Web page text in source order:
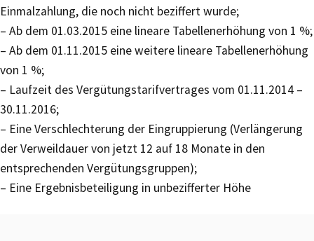
Einmalzahlung, die noch nicht beziffert wurde;
– Ab dem 01.03.2015 eine lineare Tabellenerhöhung von 1 %;
– Ab dem 01.11.2015 eine weitere lineare Tabellenerhöhung
von 1 %;
– Laufzeit des Vergütungstarifvertrages vom 01.11.2014 –
30.11.2016;
– Eine Verschlechterung der Eingruppierung (Verlängerung
der Verweildauer von jetzt 12 auf 18 Monate in den
entsprechenden Vergütungsgruppen);
– Eine Ergebnisbeteiligung in unbezifferter Höhe